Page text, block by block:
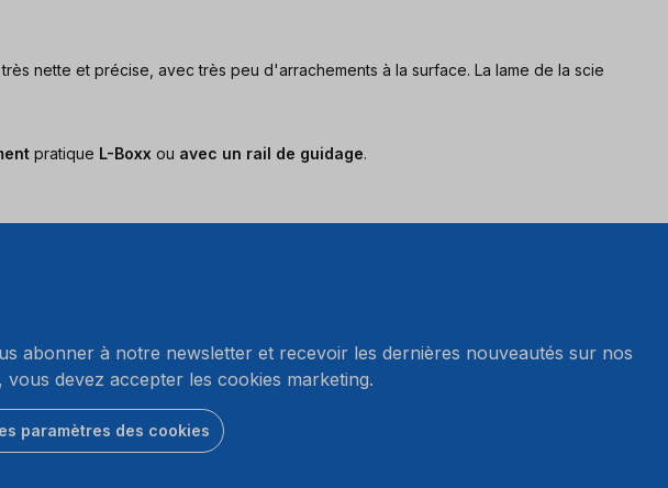
nette et précise, avec très peu d'arrachements à la surface. La lame de la scie
pratique L-Boxx ou avec un rail de guidage.
abonner à notre newsletter et recevoir les dernières nouveautés sur nos
vous devez accepter les cookies marketing.
paramètres des cookies